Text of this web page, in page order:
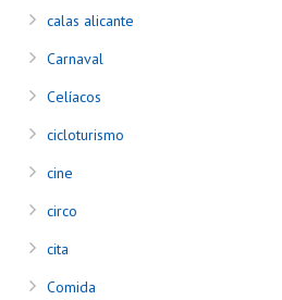
calas alicante
Carnaval
Celíacos
cicloturismo
cine
circo
cita
Comida